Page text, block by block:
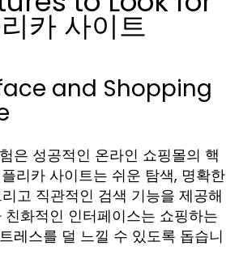
카 사이트
and Shopping
은 성공적인 온라인 쇼핑몰의 핵
리카 사이트는 쉬운 탐색, 명확한
고 직관적인 검색 기능을 제공해
친화적인 인터페이스는 쇼핑하는
레스를 덜 느낄 수 있도록 돕습니